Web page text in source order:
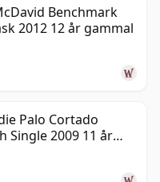
Benchmark
2012 12 år gammal
Palo Cortado
Single 2009 11 år